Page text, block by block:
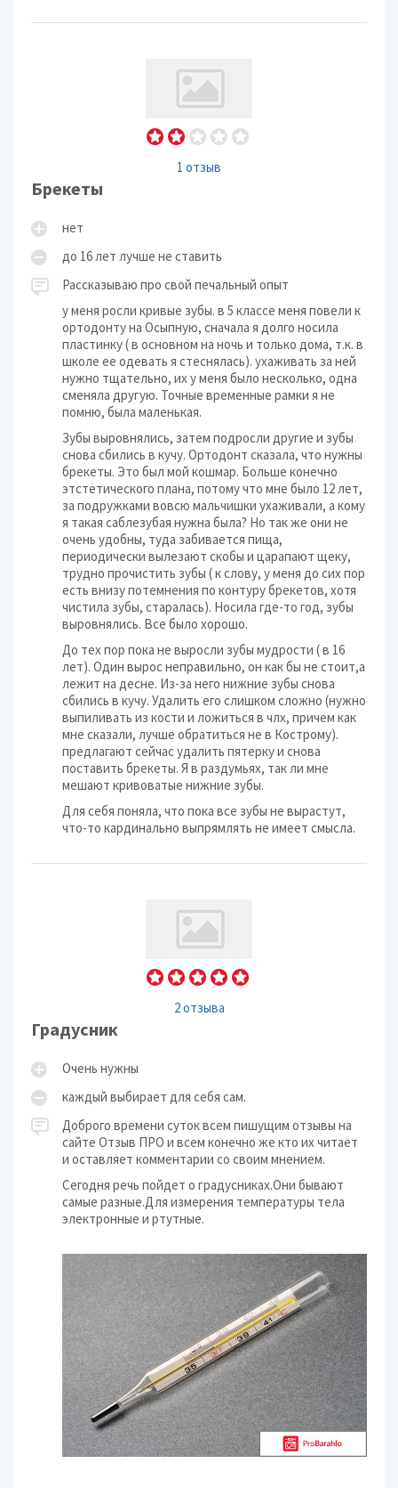
1 отзыв
Брекеты
нет
до 16 лет лучше не ставить
Рассказываю про свой печальный опыт
у меня росли кривые зубы. в 5 классе меня повели к
ортодонту на Осыпную, сначала я долго носила
пластинку ( в основном на ночь и только дома, т.к. в
школе ее одевать я стеснялась). ухаживать за ней
нужно тщательно, их у меня было несколько, одна
сменяла другую. Точные временные рамки я не
помню, была маленькая.
Зубы выровнялись, затем подросли другие и зубы
снова сбились в кучу. Ортодонт сказала, что нужны
брекеты. Это был мой кошмар. Больше конечно
этстетического плана, потому что мне было 12 лет,
за подружками вовсю мальчишки ухаживали, а кому
я такая саблезубая нужна была? Но так же они не
очень удобны, туда забивается пища,
периодически вылезают скобы и царапают щеку,
трудно прочистить зубы ( к слову, у меня до сих пор
есть внизу потемнения по контуру брекетов, хотя
чистила зубы, старалась). Носила где-то год, зубы
выровнялись. Все было хорошо.
До тех пор пока не выросли зубы мудрости ( в 16
лет). Один вырос неправильно, он как бы не стоит,а
лежит на десне. Из-за него нижние зубы снова
сбились в кучу. Удалить его слишком сложно (нужно
выпиливать из кости и ложиться в члх, причем как
мне сказали, лучше обратиться не в Кострому).
предлагают сейчас удалить пятерку и снова
поставить брекеты. Я в раздумьях, так ли мне
мешают кривоватые нижние зубы.
Для себя поняла, что пока все зубы не вырастут,
что-то кардинально выпрямлять не имеет смысла.
2 отзыва
Градусник
Очень нужны
каждый выбирает для себя сам.
Доброго времени суток всем пишущим отзывы на
сайте Отзыв ПРО и всем конечно же кто их читает
и оставляет комментарии со своим мнением.
Сегодня речь пойдет о градусниках.Они бывают
самые разные.Для измерения температуры тела
электронные и ртутные.